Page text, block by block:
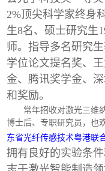
2%顶尖科学家终身
生8名、硕士研究生
师。指导多名研究
学位论文提名奖、
金、腾讯奖学金、
和奖励。
常年招收对激光三维
博士后、专职研究员，也
东省光纤传感技术粤港联
拥有良好的实验条